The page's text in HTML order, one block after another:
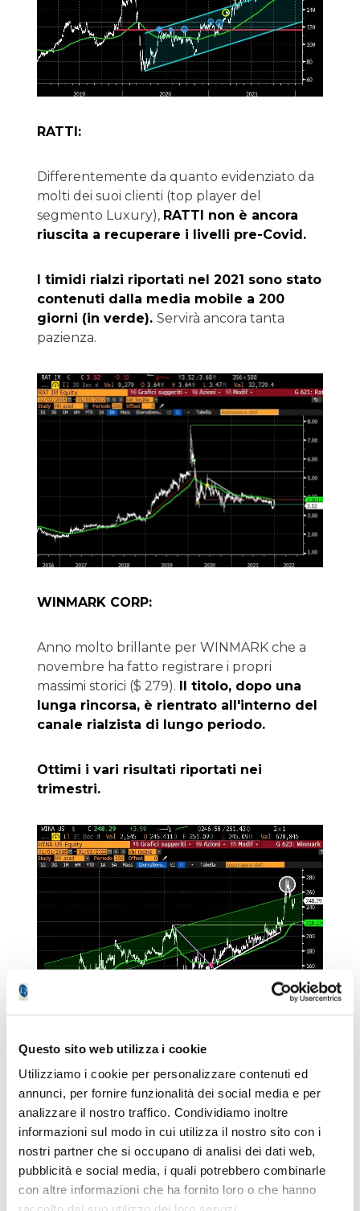
Questo sito web utilizza i cookie
Utilizziamo i cookie per personalizzare contenuti ed
annunci, per fornire funzionalità dei social media e per
analizzare il nostro traffico. Condividiamo inoltre
informazioni sul modo in cui utilizza il nostro sito con i
nostri partner che si occupano di analisi dei dati web,
pubblicità e social media, i quali potrebbero combinarle
con altre informazioni che ha fornito loro o che hanno
RATTI:
Differentemente da quanto evidenziato da
molti dei suoi clienti (top player del
segmento Luxury), RATTI non è ancora
riuscita a recuperare i livelli pre-Covid.
I timidi rialzi riportati nel 2021 sono stato
contenuti dalla media mobile a 200
giorni (in verde). Servirà ancora tanta
pazienza.
WINMARK CORP:
Anno molto brillante per WINMARK che a
novembre ha fatto registrare i propri
massimi storici ($ 279). Il titolo, dopo una
lunga rincorsa, è rientrato all'interno del
canale rialzista di lungo periodo.
Ottimi i vari risultati riportati nei
trimestri.
SWEDISH MATCH:
Andamento altalenante per SWEDISH
ha inanellato una rapida correzione.
Tale
movimento ha prima rotto al ribasso la